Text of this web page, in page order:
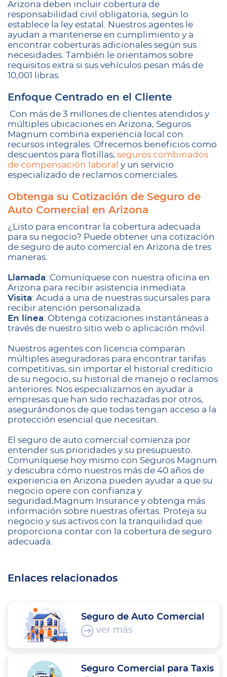
Arizona deben incluir cobertura de
responsabilidad civil obligatoria, según lo
establece la ley estatal. Nuestros agentes le
ayudan a mantenerse en cumplimiento y a
encontrar coberturas adicionales según sus
necesidades. También le orientamos sobre
requisitos extra si sus vehículos pesan más de
10,001 libras.
Enfoque Centrado en el Cliente
Con más de 3 millones de clientes atendidos y
múltiples ubicaciones en Arizona, Seguros
Magnum combina experiencia local con
recursos integrales. Ofrecemos beneficios como
descuentos para flotillas, seguros combinados
de compensación laboral y un servicio
especializado de reclamos comerciales.
Obtenga su Cotización de Seguro de
Auto Comercial en Arizona
¿Listo para encontrar la cobertura adecuada
para su negocio? Puede obtener una cotización
de seguro de auto comercial en Arizona de tres
maneras:
Llamada: Comuníquese con nuestra oficina en
Arizona para recibir asistencia inmediata.
Visita: Acuda a una de nuestras sucursales para
recibir atención personalizada.
En línea: Obtenga cotizaciones instantáneas a
través de nuestro sitio web o aplicación móvil.
Nuestros agentes con licencia comparan
múltiples aseguradoras para encontrar tarifas
competitivas, sin importar el historial crediticio
de su negocio, su historial de manejo o reclamos
anteriores. Nos especializamos en ayudar a
empresas que han sido rechazadas por otros,
asegurándonos de que todas tengan acceso a la
protección esencial que necesitan.
El seguro de auto comercial comienza por
entender sus prioridades y su presupuesto.
Comuníquese hoy mismo con Seguros Magnum
y descubra cómo nuestros más de 40 años de
experiencia en Arizona pueden ayudar a que su
negocio opere con confianza y
seguridad.Magnum Insurance y obtenga más
información sobre nuestras ofertas. Proteja su
negocio y sus activos con la tranquilidad que
proporciona contar con la cobertura de seguro
adecuada.
Enlaces relacionados
Seguro de Auto Comercial
ver más
Seguro Comercial para Taxis